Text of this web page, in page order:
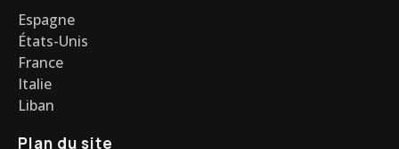
Espagne
États-Unis
France
Italie
Liban
Plan du site